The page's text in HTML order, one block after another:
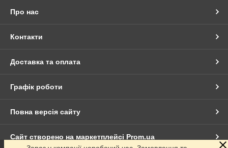
Про нас
Контакти
Доставка та оплата
Графік роботи
Повна версія сайту
Сайт створено на маркетплейсі Prom.ua